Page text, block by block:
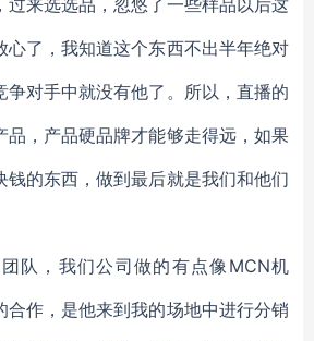
过来选选品，忽悠了一些样品以后这
心了，我知道这个东西不出半年绝对
争对手中就没有他了。所以，直播的
品，产品硬品牌才能够走得远，如果
钱的东西，做到最后就是我们和他们
队，我们公司做的有点像MCN机
合作，是他来到我的场地中进行分销